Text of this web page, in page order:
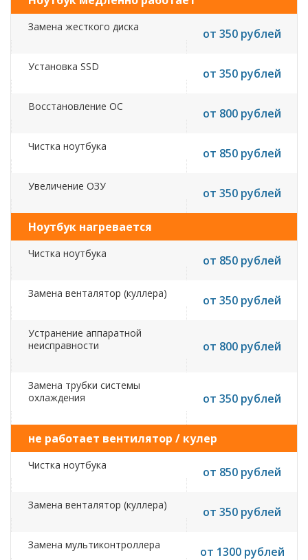
Замена жесткого диска от 350 рублей
Установка SSD от 350 рублей
Восстановление ОС от 800 рублей
Чистка ноутбука от 850 рублей
Увеличение ОЗУ от 350 рублей
Ноутбук нагревается
Чистка ноутбука от 850 рублей
Замена венталятор (куллера) от 350 рублей
Устранение аппаратной
неисправности
от 800 рублей
Замена трубки системы
охлаждения
от 350 рублей
не работает вентилятор / кулер
Чистка ноутбука от 850 рублей
Замена венталятор (куллера) от 350 рублей
Замена мультиконтроллера от 1300 рублей